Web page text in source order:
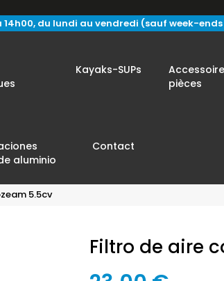
14h00, du lundi au vendredi (sauf week-
Kayaks-SUPs
pièces
aluminio
Contact
5.5cv
Filtro de aire